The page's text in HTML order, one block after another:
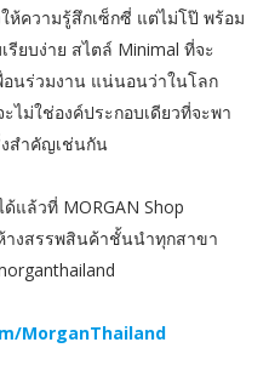
ห้ความรู้สึกเซ็กซี่ แต่ไม่โป๊ พร้อม
ยบง่าย สไตล์ Minimal ที่จะ
นร่วมงาน แน่นอนว่าในโลก
ไม่ใช่องค์ประกอบเดียวที่จะพา
สำคัญเช่นกัน
แล้วที่ MORGAN Shop
างสรรพสินค้าชั้นนำทุกสาขา
MorganThailand